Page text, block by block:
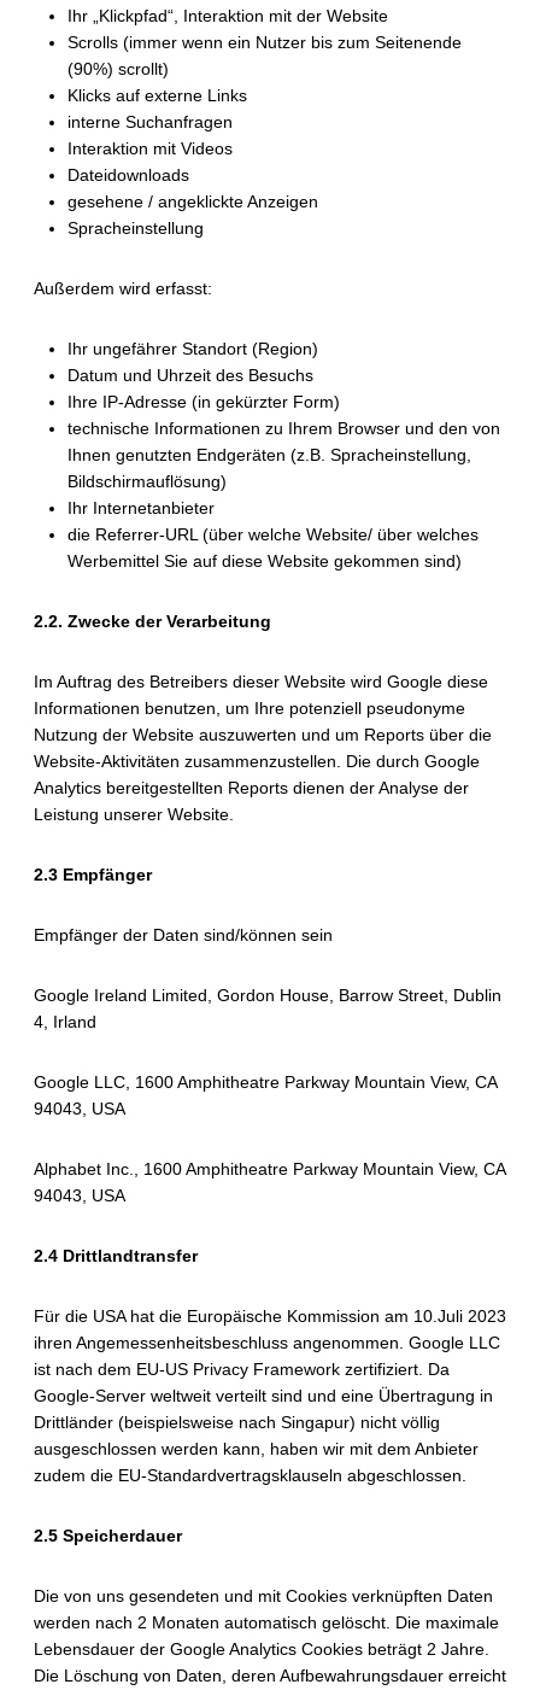
Ihr „Klickpfad“, Interaktion mit der Website
Scrolls (immer wenn ein Nutzer bis zum Seitenende
(90%) scrollt)
Klicks auf externe Links
interne Suchanfragen
Interaktion mit Videos
Dateidownloads
gesehene / angeklickte Anzeigen
Spracheinstellung
Außerdem wird erfasst:
Ihr ungefährer Standort (Region)
Datum und Uhrzeit des Besuchs
Ihre IP-Adresse (in gekürzter Form)
technische Informationen zu Ihrem Browser und den von
Ihnen genutzten Endgeräten (z.B. Spracheinstellung,
Bildschirmauflösung)
Ihr Internetanbieter
die Referrer-URL (über welche Website/ über welches
Werbemittel Sie auf diese Website gekommen sind)
2.2. Zwecke der Verarbeitung
Im Auftrag des Betreibers dieser Website wird Google diese
Informationen benutzen, um Ihre potenziell pseudonyme
Nutzung der Website auszuwerten und um Reports über die
Website-Aktivitäten zusammenzustellen. Die durch Google
Analytics bereitgestellten Reports dienen der Analyse der
Leistung unserer Website
2.3 Empfänger
Empfänger der Daten sind/können sein
Google Ireland Limited, Gordon House, Barrow Street, Dublin
4, Irland
Google LLC, 1600 Amphitheatre Parkway Mountain View, CA
94043, USA
Alphabet Inc., 1600 Amphitheatre Parkway Mountain View, CA
94043, USA
2.4 Drittlandtransfer
Für die USA hat die Europäische Kommission am 10.Juli 2023
ihren Angemessenheitsbeschluss angenommen. Google LLC
ist nach dem EU-US Privacy Framework zertifiziert. Da
Google-Server weltweit verteilt sind und eine Übertragung in
Drittländer (beispielsweise nach Singapur) nicht völlig
ausgeschlossen werden kann, haben wir mit dem Anbieter
zudem die EU-Standardvertragsklauseln abgeschlossen.
2.5 Speicherdauer
Die von uns gesendeten und mit Cookies verknüpften Daten
werden nach 2 Monaten automatisch gelöscht. Die maximale
Lebensdauer der Google Analytics Cookies beträgt 2 Jahre.
Die Löschung von Daten, deren Aufbewahrungsdauer erreicht